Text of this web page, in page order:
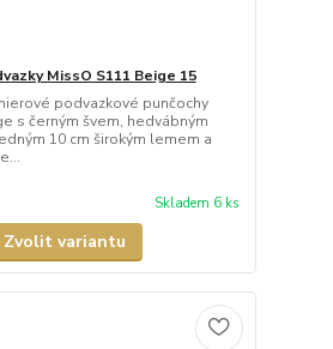
MissO S111 Beige 15
podvazkové punčochy
s černým švem, hedvábným
10 cm širokým lemem a
Skladem 6 ks
Zvolit variantu